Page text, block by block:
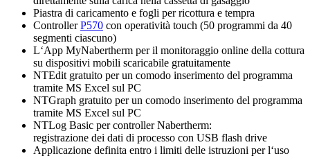
Piastra di caricamento e fogli per ricottura e tempra
ControllerP570 con operatività touch (50 programmi da 40
segmenti ciascuno)
L‘App MyNabertherm per il monitoraggio online della cottura
su dispositivi mobili scaricabile gratuitamente
NTEdit gratuito per un comodo inserimento del programma
tramite MS Excel sul PC
NTGraph gratuito per un comodo inserimento del programma
tramite MS Excel sul PC
NTLog Basic per controller Nabertherm:
registrazione dei dati di processo con USB flash drive
Applicazione definita entro i limiti delle istruzioni per l‘uso